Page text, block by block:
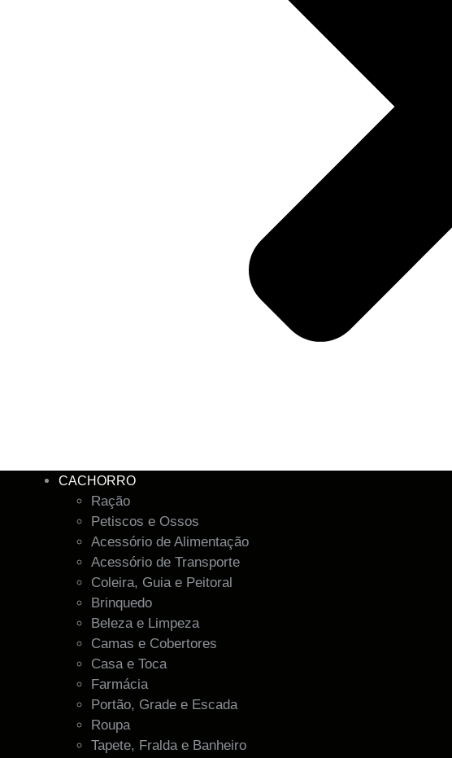
CACHORRO
Ração
Petiscos e Ossos
Acessório de Alimentação
Acessório de Transporte
Coleira, Guia e Peitoral
Brinquedo
Beleza e Limpeza
Camas e Cobertores
Casa e Toca
Farmácia
Portão, Grade e Escada
Roupa
Tapete, Fralda e Banheiro